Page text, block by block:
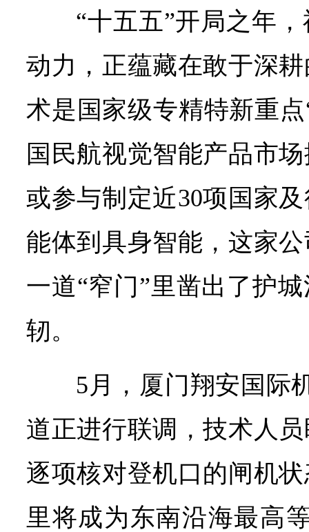
“十五五”开局之年
动力，正蕴藏在敢于深
术是国家级专精特新重
国民航视觉智能产品市
或参与制定近30项国家
能体到具身智能，这家
一道“窄门”里凿出了护
轫。
5月，厦门翔安国际
道正进行联调，技术人
逐项核对登机口的闸机
里将成为东南沿海最高